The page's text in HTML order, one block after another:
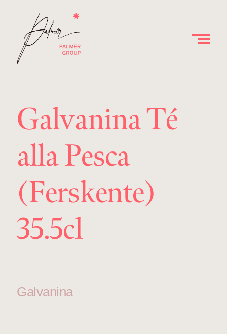
Galvanina Té
alla Pesca
(Ferskente)
35.5cl
Galvanina